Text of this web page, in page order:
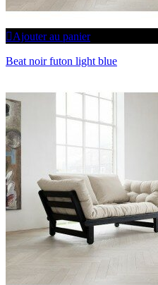
Ajouter au panier
Beat noir futon light blue